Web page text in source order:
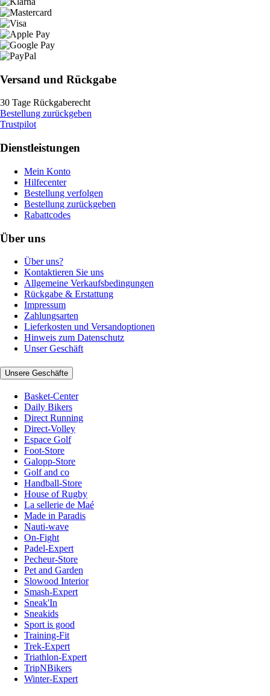
Versand und Rückgabe
30 Tage Rückgaberecht
Bestellung zurückgeben
Trustpilot
Dienstleistungen
Mein Konto
Hilfecenter
Bestellung verfolgen
Bestellung zurückgeben
Rabattcodes
Über uns
Über uns?
Kontaktieren Sie uns
Allgemeine Verkaufsbedingungen
Rückgabe & Erstattung
Impressum
Zahlungsarten
Lieferkosten und Versandoptionen
Hinweis zum Datenschutz
Unser Geschäft
Unsere Geschäfte
Basket-Center
Daily Bikers
Direct Running
Direct-Volley
Espace Golf
Foot-Store
Galopp-Store
Golf and co
Handball-Store
House of Rugby
La sellerie de Maé
Made in Paradis
Nauti-wave
On-Fight
Padel-Expert
Pecheur-Store
Pet and Garden
Slowood Interior
Smash-Expert
Sneak'In
Sneakids
Sport is good
Training-Fit
Trek-Expert
Triathlon-Expert
TripNBikers
Winter-Expert